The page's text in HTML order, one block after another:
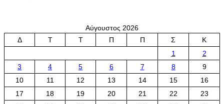
Αύγουστος 2026
Δ
Τ Τ Π Π Σ
Κ
1
2
3
4 5 6 7 8
9
10
11 12 13 14 15
16
17
18 19 20 21 22
23